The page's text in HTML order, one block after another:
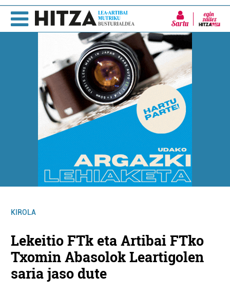
Sartu
KIROLA
Lekeitio FTk eta Artibai FTko
Txomin Abasolok Leartigolen
saria jaso dute